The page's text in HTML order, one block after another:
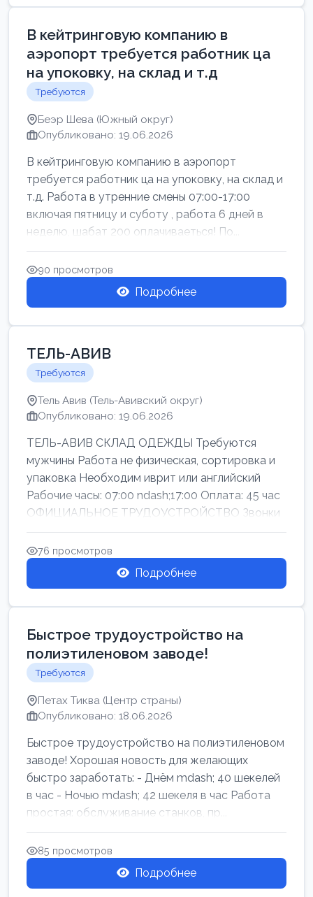
В кейтринговую компанию в
аэропорт требуется работник ца
на упоковку, на склад и т.д
Требуются
Беэр Шева (Южный округ)
Опубликовано: 19.06.2026
В кейтринговую компанию в аэропорт
требуется работник ца на упоковку, на склад и
т.д. Работа в утренние смены 07:00-17:00
включая пятницу и суботу , работа 6 дней в
неделю, шабат 200 оплачиваеться! По...
90 просмотров
Подробнее
ТЕЛЬ-АВИВ
Требуются
Тель Авив (Тель-Авивский округ)
Опубликовано: 19.06.2026
ТЕЛЬ-АВИВ СКЛАД ОДЕЖДЫ Требуются
мужчины Работа не физическая, сортировка и
упаковка Необходим иврит или английский
Рабочие часы: 07:00 ndash;17:00 Оплата: 45 час
ОФИЦИАЛЬНОЕ ТРУДОУСТРОЙСТВО Звонки
76 просмотров
Подробнее
Быстрое трудоустройство на
полиэтиленовом заводе!
Требуются
Петах Тиква (Центр страны)
Опубликовано: 18.06.2026
Быстрое трудоустройство на полиэтиленовом
заводе! Хорошая новость для желающих
быстро заработать: - Днём mdash; 40 шекелей
в час - Ночью mdash; 42 шекеля в час Работа
простая: обслуживание станков, пр...
85 просмотров
Подробнее